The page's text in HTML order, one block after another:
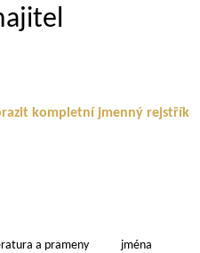
kompletní jmenný rejstřík
a prameny jména